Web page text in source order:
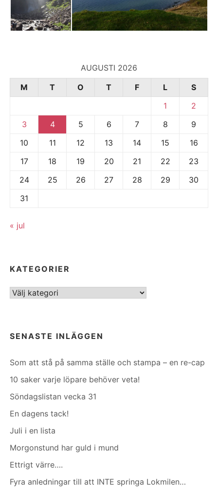
AUGUSTI 2026
M
T O T F L
S
1
2
3
4 5 6 7 8
9
10
11 12 13 14 15
16
17
18 19 20 21 22
23
24
25 26 27 28 29
30
31
« jul
KATEGORIER
Kategorier
SENASTE INLÄGGEN
Som att stå på samma ställe och stampa – en re-cap
10 saker varje löpare behöver veta!
Söndagslistan vecka 31
En dagens tack!
Juli i en lista
Morgonstund har guld i mund
Ettrigt värre….
Fyra anledningar till att INTE springa Lokmilen…